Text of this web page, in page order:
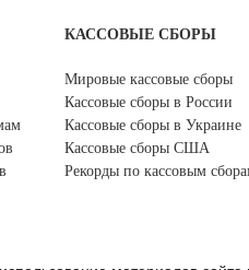
КАССОВЫЕ СБОРЫ
Мировые кассовые сборы
Кассовые сборы в России
Кассовые сборы в Украине
Кассовые сборы США
Рекорды по кассовым